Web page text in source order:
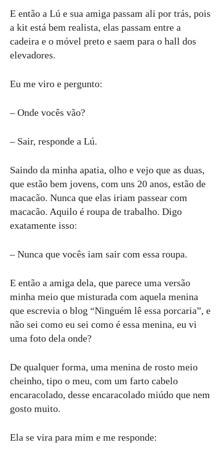
E então a Lú e sua amiga passam ali por trás, pois
a kit está bem realista, elas passam entre a
cadeira e o móvel preto e saem para o hall dos
elevadores.
Eu me viro e pergunto:
– Onde vocês vão?
– Sair, responde a Lú.
Saindo da minha apatia, olho e vejo que as duas,
que estão bem jovens, com uns 20 anos, estão de
macacão. Nunca que elas iriam passear com
macacão. Aquilo é roupa de trabalho. Digo
exatamente isso:
– Nunca que vocês iam sair com essa roupa.
E então a amiga dela, que parece uma versão
minha meio que misturada com aquela menina
que escrevia o blog “Ninguém lê essa porcaria”, e
não sei como eu sei como é essa menina, eu vi
uma foto dela onde?
De qualquer forma, uma menina de rosto meio
cheinho, tipo o meu, com um farto cabelo
encaracolado, desse encaracolado miúdo que nem
gosto muito.
Ela se vira para mim e me responde: